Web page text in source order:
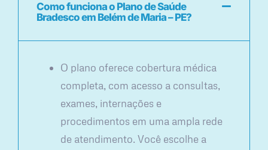
Como funciona o Plano de Saúde
Bradesco em Belém de Maria – PE?
O plano oferece cobertura médica
completa, com acesso a consultas,
exames, internações e
procedimentos em uma ampla rede
de atendimento. Você escolhe a